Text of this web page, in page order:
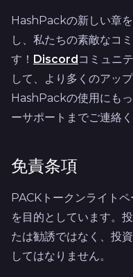
HashPackの新しい章
し、私たちの素敵なコ
す！ Discord コミュニ
して、より多くのアッ
HashPackの使用にも
ーサポートまでご連絡く
免責条項
PACKトークンライト
を目的としています。
たは勧誘ではなく、投
してはなりません。